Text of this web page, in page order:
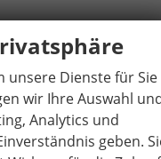
unsere Dienste für Sie
wir Ihre Auswahl
Analytics und
geben.